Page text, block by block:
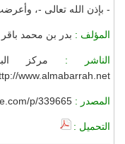
- بإذن الله تعالى -،
المؤلف : بدر بن محمد باقر
الناشر : مركز
www.almabarrah.net
المصدر : p/339665
التحميل :